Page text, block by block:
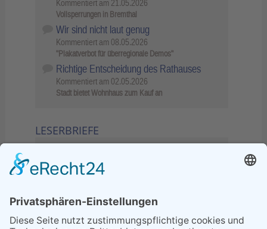
Kommentiert am 21.05.2026
Vollsperrungen in Bremthal
Wir sind nicht laut genug
Kommentiert am 08.05.2026
"Plakatverbot für überregionale Demos"
Richtige Entscheidung des Rathauses
Kommentiert am 02.05.2026
Stadt bietet Wohnhaus zum Kauf an
LESERBRIEFE
Sperrung B455: Kleiner
Grenzverkehr statt weite Wege
21.04.2026
Wenn Bahn-Computer nicht
miteinander kommunizieren